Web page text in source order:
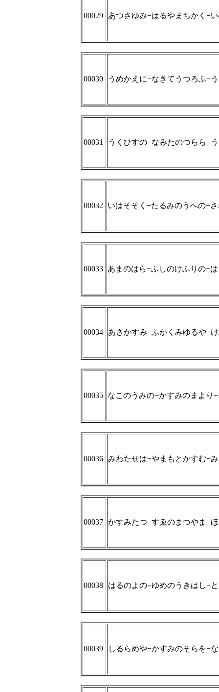
00029 あつさゆみ−はるやまちかく−
00030 うめかえに−なきてうつろふ−
00031 うくひすの−なみたのつらら−
00032 いはそそく−たるみのうへの−
00033 あまのはら−ふしのけふりの−
00034 あさかすみ−ふかくみゆるや−
00035 なこのうみの−かすみのまより
00036 みわたせは−やまもとかすむ−
00037 かすみたつ−すゑのまつやま−
00038 はるのよの−ゆめのうきはし−
00039 しるらめや−かすみのそらを−